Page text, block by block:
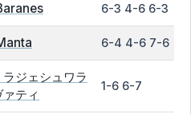
6-3 4-6 6-3
6-4 4-6 7-6
ジェシュワラ
ティ
1-6 6-7